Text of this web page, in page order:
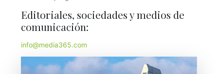
Editoriales, sociedades y medios de
comunicación:
info@media365.com